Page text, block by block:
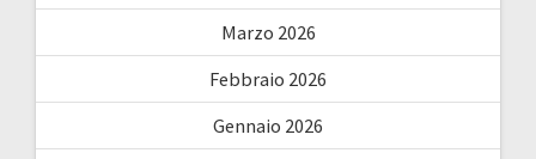
Marzo 2026
Febbraio 2026
Gennaio 2026